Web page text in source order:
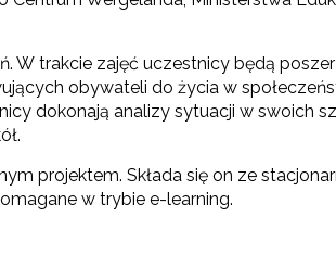
W trakcie zajęć uczestnicy będą
obywateli do życia w
dokonają analizy sytuacji w swoich
projektem. Składa się on ze
w trybie e-learning.